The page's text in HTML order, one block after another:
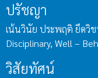
ปรัชญา
เน้นวินัย ประพฤติ ยึดวิช
Disciplinary, Well –
วิสัยทัศน์